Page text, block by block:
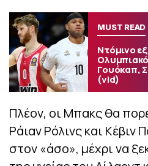
MUST READ
Ντόμινο
Γουόκαπ,
(vid)
Πλέον, οι Μπακς θα
Ράιαν Ρόλινς και Κέβιν
στον «άσο», μέχρι να